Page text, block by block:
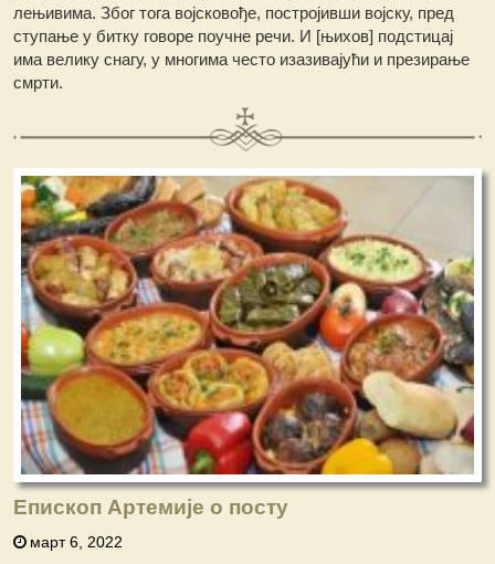
лењивима. Због тога војсковође, постројивши војску, пред
ступање у битку говоре поучне речи. И [њихов] подстицај
има велику снагу, у многима често изазивајући и презирање
смрти.
Епископ Артемије о посту
март 6, 2022